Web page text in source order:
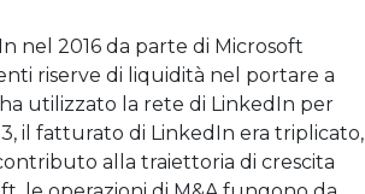
nel 2016 da parte di Microsoft
riserve di liquidità nel portare a
utilizzato la rete di LinkedIn per
il fatturato di LinkedIn era triplicato,
alla traiettoria di crescita